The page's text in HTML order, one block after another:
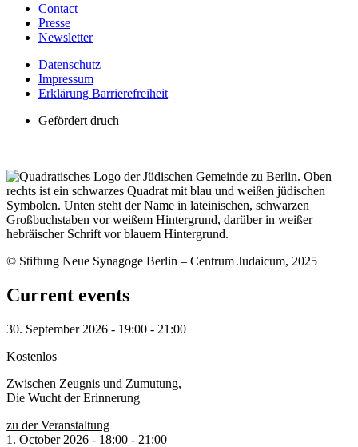
Contact
Presse
Newsletter
Datenschutz
Impressum
Erklärung Barrierefreiheit
Gefördert druch
© Stiftung Neue Synagoge Berlin – Centrum Judaicum, 2025
Current events
30. September 2026 - 19:00 - 21:00
Kostenlos
Zwischen Zeugnis und Zumutung,
Die Wucht der Erinnerung
zu der Veranstaltung
1. October 2026 - 18:00 - 21:00